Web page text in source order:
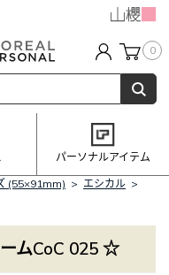
0
パーソナルアイテム
(55×91mm) > エシカル >
ムCoC 025 ☆